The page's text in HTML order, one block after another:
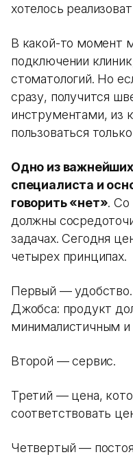
хотелось
В какой-то момент
подключении
стоматологий. Но
сразу, получится
инструментами, из
пользоваться
Одно из
специалиста и
говорить «нет». Со
должны
задачах. Сегодня
четырех принципах.
Первый —
Джобса: продукт
минималистичным и
Второй — сервис.
Третий — цена,
соответствовать
Четвертый —